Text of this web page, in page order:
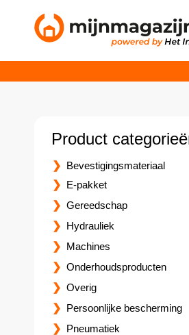
Product
Bevestigingsmateriaal
E-pakket
Gereedschap
Hydrauliek
Machines
Onderhoudsproducten
Overig
Persoonlijke bescherming
Pneumatiek